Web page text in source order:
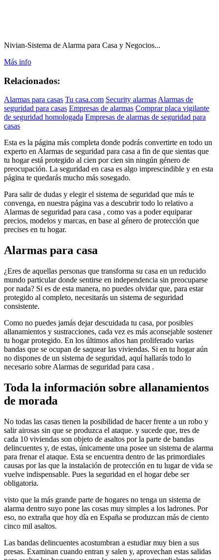
Nivian-Sistema de Alarma para Casa y Negocios...
Más info
Relacionados:
Alarmas para casas Tu casa.com Security alarmas Alarmas de
seguridad para casas Empresas de alarmas Comprar placa vigilante
de seguridad homologada Empresas de alarmas de seguridad para
casas
Esta es la página más completa donde podrás convertirte en todo un
experto en Alarmas de seguridad para casa a fin de que sientas que
tu hogar está protegido al cien por cien sin ningún género de
preocupación. La seguridad en casa es algo imprescindible y en esta
página te quedarás mucho más sosegado.
Para salir de dudas y elegir el sistema de seguridad que más te
convenga, en nuestra página vas a descubrir todo lo relativo a
Alarmas de seguridad para casa , como vas a poder equiparar
precios, modelos y marcas, en base al género de protección que
precises en tu hogar.
Alarmas para casa
¿Eres de aquellas personas que transforma su casa en un reducido
mundo particular donde sentirse en independencia sin preocuparse
por nada? Si es de esta manera, no puedes olvidar que, para estar
protegido al completo, necesitarás un sistema de seguridad
consistente.
Como no puedes jamás dejar descuidada tu casa, por posibles
allanamientos y sustracciones, cada vez es más aconsejable sostener
tu hogar protegido. En los últimos años han proliferado varias
bandas que se ocupan de saquear las viviendas. Si en tu hogar aún
no dispones de un sistema de seguridad, aquí hallarás todo lo
necesario sobre Alarmas de seguridad para casa .
Toda la información sobre allanamientos
de morada
No todas las casas tienen la posibilidad de hacer frente a un robo y
salir airosas sin que se produzca el ataque. y sucede que, tres de
cada 10 viviendas son objeto de asaltos por la parte de bandas
delincuentes y, de estas, únicamente una posee un sistema de alarma
para frenar el ataque. Esta se encuentra dentro de las primordiales
causas por las que la instalación de protección en tu lugar de vida se
vuelve indispensable. Pues la seguridad en el hogar debe ser
obligatoria.
visto que la más grande parte de hogares no tenga un sistema de
alarma dentro suyo pone las cosas muy simples a los ladrones. Por
eso, no extraña que hoy día en España se produzcan más de ciento
cinco mil asaltos.
Las bandas delincuentes acostumbran a estudiar muy bien a sus
presas. Examinan cuando entran y salen y, aprovechan estas salidas